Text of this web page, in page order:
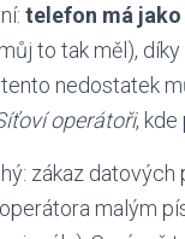
telefon má
to tak měl),
nedostatek
operátoři,
zákaz
malým